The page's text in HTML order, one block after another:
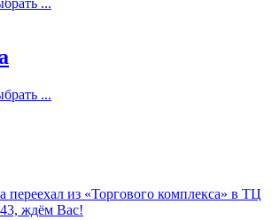
...
переехал из «Торгового комплекса» в ТЦ
ждём Вас!